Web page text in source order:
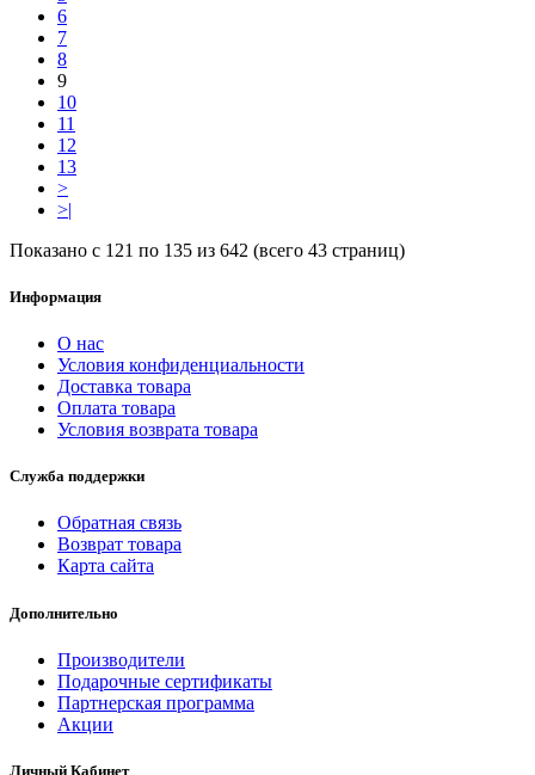
6
7
8
9
10
11
12
13
>
>|
Показано с 121 по 135 из 642 (всего 43 страниц)
Информация
О нас
Условия конфиденциальности
Доставка товара
Оплата товара
Условия возврата товара
Служба поддержки
Обратная связь
Возврат товара
Карта сайта
Дополнительно
Производители
Подарочные сертификаты
Партнерская программа
Акции
Личный Кабинет